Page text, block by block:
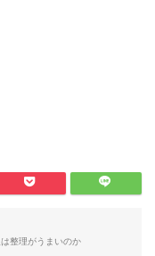
整理がうまいのか